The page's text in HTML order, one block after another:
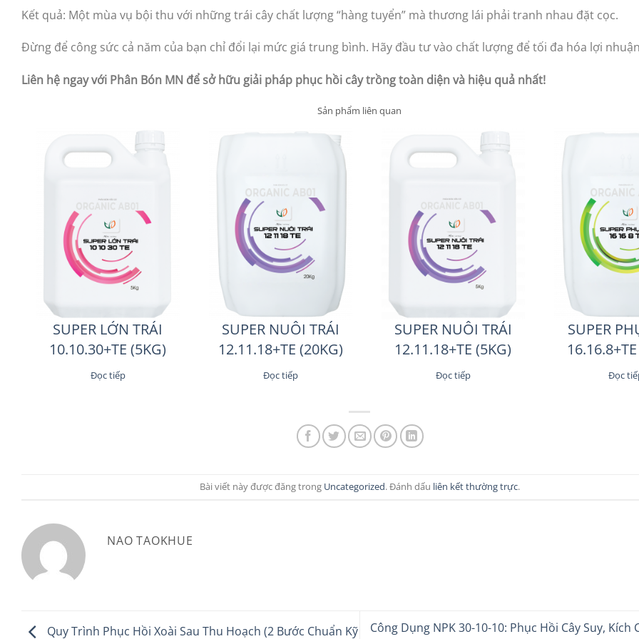
Kết quả: Một mùa vụ bội thu với những trái cây chất lượng “hàng tuyển” mà thương lái phải tranh nhau đặt cọc.
Đừng để công sức cả năm của bạn chỉ đổi lại mức giá trung bình. Hãy đầu tư vào chất lượng để tối đa hóa lợi
Liên hệ ngay với Phân Bón MN để sở hữu giải pháp phục hồi cây trồng toàn diện và hiệu quả nhất!
Sản phẩm liên quan
SUPER LỚN TRÁI
10.10.30+TE (5KG)
Đọc tiếp
SUPER NUÔI TRÁI
12.11.18+TE (20KG)
Đọc tiếp
SUPER NUÔI TRÁI
12.11.18+TE (5KG)
Đọc tiếp
SUPER
Đọc
Bài viết này được đăng trong Uncategorized. Đánh dấu liên kết thường trực.
NAO TAOKHUE
Quy Trình Phục Hồi Xoài Sau Thu Hoạch (2 Bước Chuẩn Kỹ Công Dụng NPK 30-10-10: Phục Hồi Cây Suy, Kích